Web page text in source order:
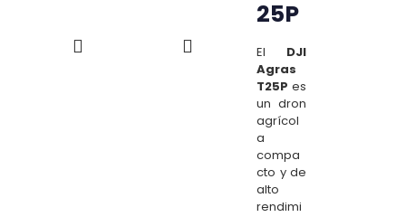
25P
El DJI
Agras
T25P es
un dron
agrícol
a
compa
cto y de
alto
rendimi